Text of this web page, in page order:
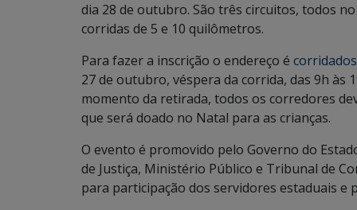
dia 28 de outubro. São três circuitos, todos
corridas de 5 e 10 quilômetros.
Para fazer a inscrição o endereço é
27 de outubro, véspera da corrida, das 9h às
momento da retirada, todos os corredores
que será doado no Natal para as crianças.
O evento é promovido pelo Governo do
de Justiça, Ministério Público e Tribunal de
para participação dos servidores estaduais e